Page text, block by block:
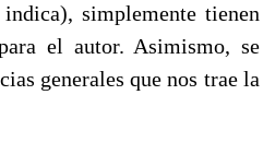
simplemente tienen
el autor. Asimismo, se
generales que nos trae la